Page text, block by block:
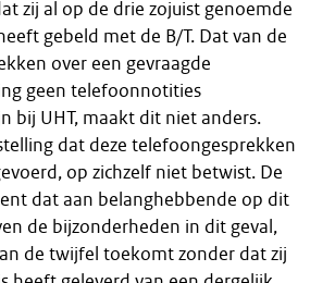
zij al op de drie zojuist genoemde
gebeld met de B/T. Dat van de
over een gevraagde
geen telefoonnotities
bij UHT, maakt dit niet anders.
dat deze telefoongesprekken
op zichzelf niet betwist. De
dat aan belanghebbende op dit
de bijzonderheden in dit geval,
de twijfel toekomt zonder dat zij